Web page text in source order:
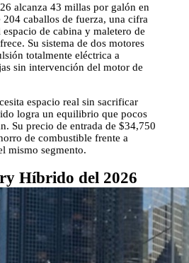
alcanza 43 millas por galón en
caballos de fuerza, una cifra
de cabina y maletero de
Su sistema de dos motores
totalmente eléctrica a
sin intervención del motor de
espacio real sin sacrificar
logra un equilibrio que pocos
Su precio de entrada de $34,750
de combustible frente a
mismo segmento.
Híbrido del 2026